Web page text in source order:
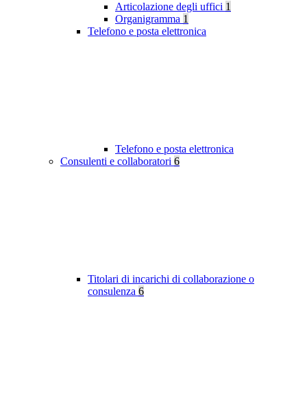
Articolazione degli uffici 1
Organigramma 1
Telefono e posta elettronica
Telefono e posta elettronica
Consulenti e collaboratori 6
Titolari di incarichi di collaborazione o
consulenza 6